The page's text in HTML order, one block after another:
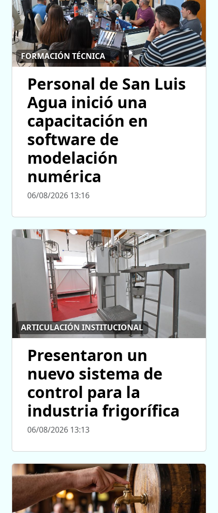
FORMACIÓN TÉCNICA
Personal de San Luis
Agua inició una
capacitación en
software de
modelación
numérica
06/08/2026 13:16
ARTICULACIÓN INSTITUCIONAL
Presentaron un
nuevo sistema de
control para la
industria frigorífica
06/08/2026 13:13